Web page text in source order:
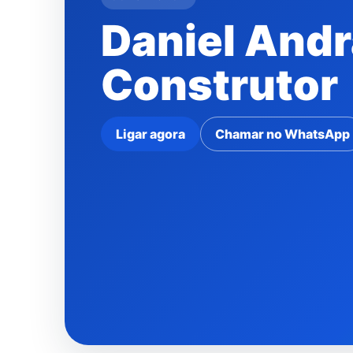
Daniel
Construtor
Ligar agora Chamar no WhatsApp